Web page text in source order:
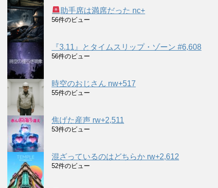
助手席は満席だった nc+
56件のビュー
『3.11』とタイムスリップ・ゾーン #6,608
56件のビュー
時空のおじさん nw+517
55件のビュー
焦げた産声 rw+2,511
53件のビュー
混ざっているのはどちらか rw+2,612
52件のビュー